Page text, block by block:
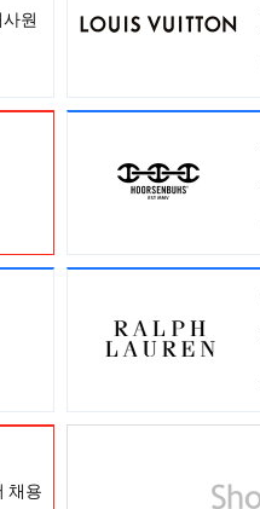
원
채용